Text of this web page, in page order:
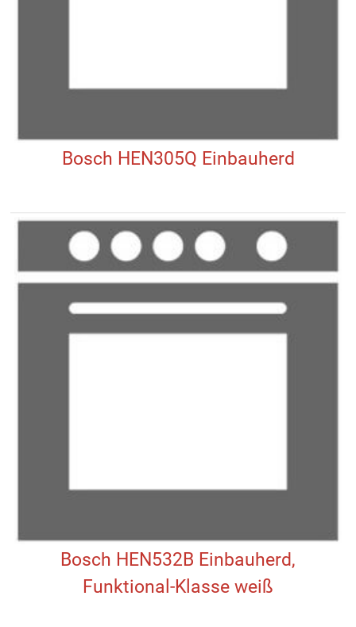
Bosch HEN305Q Einbauherd
Bosch HEN532B Einbauherd,
Funktional-Klasse weiß